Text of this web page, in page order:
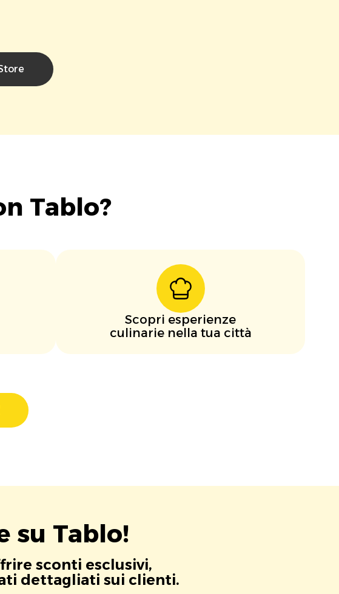
Tablo?
Scopri esperienze
culinarie nella tua città
su Tablo!
sconti esclusivi,
dettagliati sui clienti.